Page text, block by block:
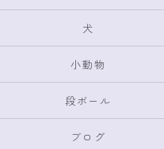
犬
小動物
段ボール
ブログ